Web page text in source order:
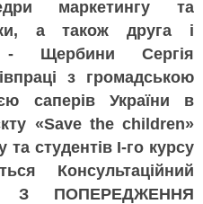
маркетингу та
а також друга і
- Щербини Сергія
з громадською
саперів України в
«Save the children»
студентів І-го курсу
Консультаційний
З ПОПЕРЕДЖЕННЯ